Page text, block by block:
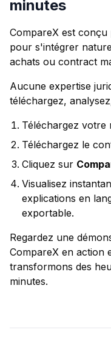
minutes
CompareX est
pour s'intégrer
achats ou contract
Aucune expertise
téléchargez,
Téléchargez votre
Téléchargez le
Cliquez sur
Visualisez
explications en
exportable.
Regardez une
CompareX en action
transformons des
minutes.